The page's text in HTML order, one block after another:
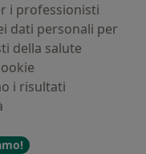
i professionisti
dati personali per
della salute
i risultati